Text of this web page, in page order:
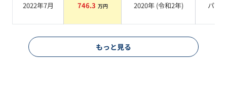
2022年7月 746.3 万円 2020年 (令和2年) パール
もっと見る